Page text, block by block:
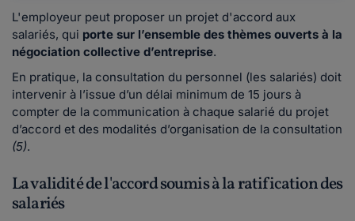
L'employeur peut proposer un projet d'accord aux
salariés, qui porte sur l’ensemble des thèmes ouverts à la
négociation collective d’entreprise.
En pratique, la consultation du personnel (les salariés) doit
intervenir à l’issue d’un délai minimum de 15 jours à
compter de la communication à chaque salarié du projet
d’accord et des modalités d’organisation de la consultation
(5).
La validité de l'accord soumis à la ratification des
salariés